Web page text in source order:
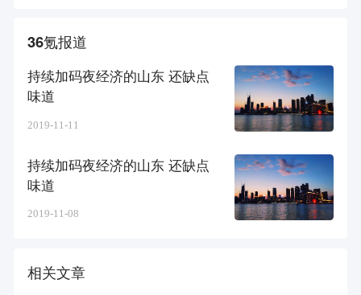
36氪报道
持续加码夜经济的山东 还缺点
味道
2019-11-11
持续加码夜经济的山东 还缺点
味道
2019-11-08
相关文章